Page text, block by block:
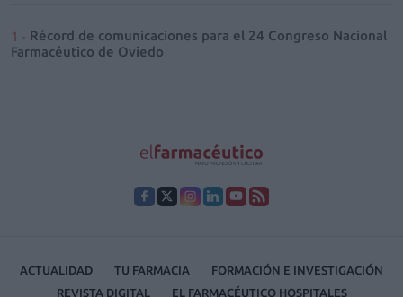
Récord de comunicaciones para el 24 Congreso Nacional
Farmacéutico de Oviedo
ACTUALIDAD TU FARMACIA
FORMACIÓN E INVESTIGACIÓN
REVISTA DIGITAL
EL FARMACÉUTICO HOSPITALES